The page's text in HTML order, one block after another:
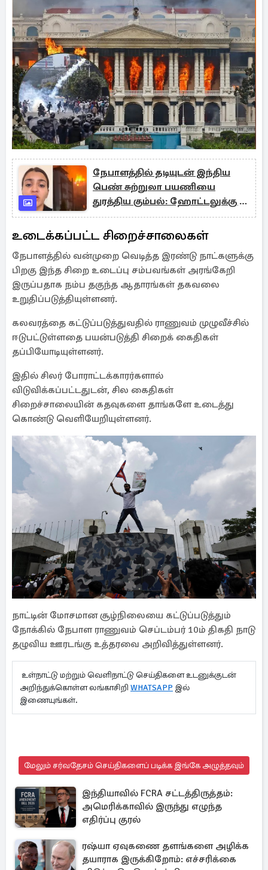
நேபாளத்தில் தடியுடன் இந்திய
பெண் சுற்றுலா பயணியை
துரத்திய கும்பல்: ஹோட்டலுக்கு தீ
வைப்பு
உடைக்கப்பட்ட சிறைச்சாலைகள்
நேபாளத்தில் வன்முறை வெடித்த இரண்டு நாட்களுக்கு
பிறகு இந்த சிறை உடைப்பு சம்பவங்கள் அரங்கேறி
இருப்பதாக நம்ப தகுந்த ஆதாரங்கள் தகவலை
உறுதிப்படுத்தியுள்ளனர்.
கலவரத்தை கட்டுப்படுத்துவதில் ராணுவம் முழுவீச்சில்
ஈடுபட்டுள்ளதை பயன்படுத்தி சிறைக் கைதிகள்
தப்பியோடியுள்ளனர்.
இதில் சிலர் போராட்டக்காரர்களால்
விடுவிக்கப்பட்டதுடன், சில கைதிகள்
சிறைச்சாலையின் கதவுகளை தாங்களே உடைத்து
கொண்டு வெளியேறியுள்ளனர்.
நாட்டின் மோசமான சூழ்நிலையை கட்டுப்படுத்தும்
நோக்கில் நேபாள ராணுவம் செப்டம்பர் 10ம் திகதி நாடு
தழுவிய ஊரடங்கு உத்தரவை அறிவித்துள்ளனர்.
உள்நாட்டு மற்றும் வெளிநாட்டு செய்திகளை உடனுக்குடன்
அறிந்துக்கொள்ள லங்காசிறி WHATSAPP இல்
இணையுங்கள்.
மேலும் சர்வதேசம் செய்திகளைப் படிக்க இங்கே அழுத்தவும்
இந்தியாவில் FCRA சட்டத்திருத்தம்:
அமெரிக்காவில் இருந்து எழுந்த
எதிர்ப்பு குரல்
ரஷ்யா ஏவுகணை தளங்களை அழிக்க
தயாராக இருக்கிறோம்: எச்சரிக்கை